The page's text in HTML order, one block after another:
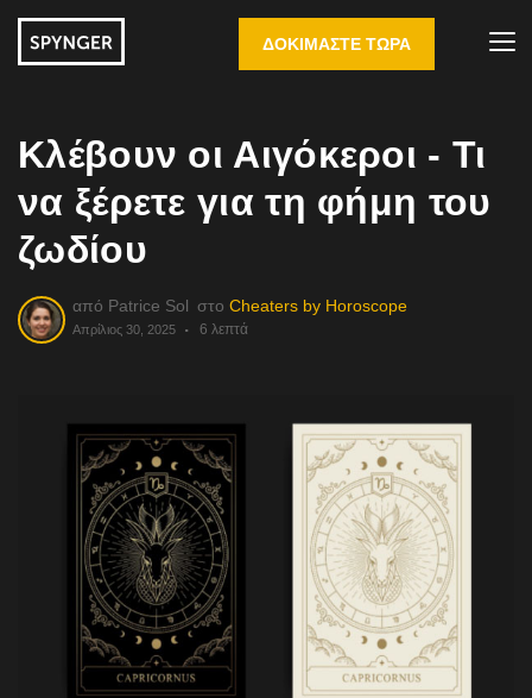
ΔΟΚΙΜΆΣΤΕ ΤΏΡΑ
Κλέβουν οι Αιγόκεροι - Τι
να ξέρετε για τη φήμη του
ζωδίου
από Patrice Sol στο Cheaters by Horoscope
Απρίλιος 30, 2025 6 λεπτά